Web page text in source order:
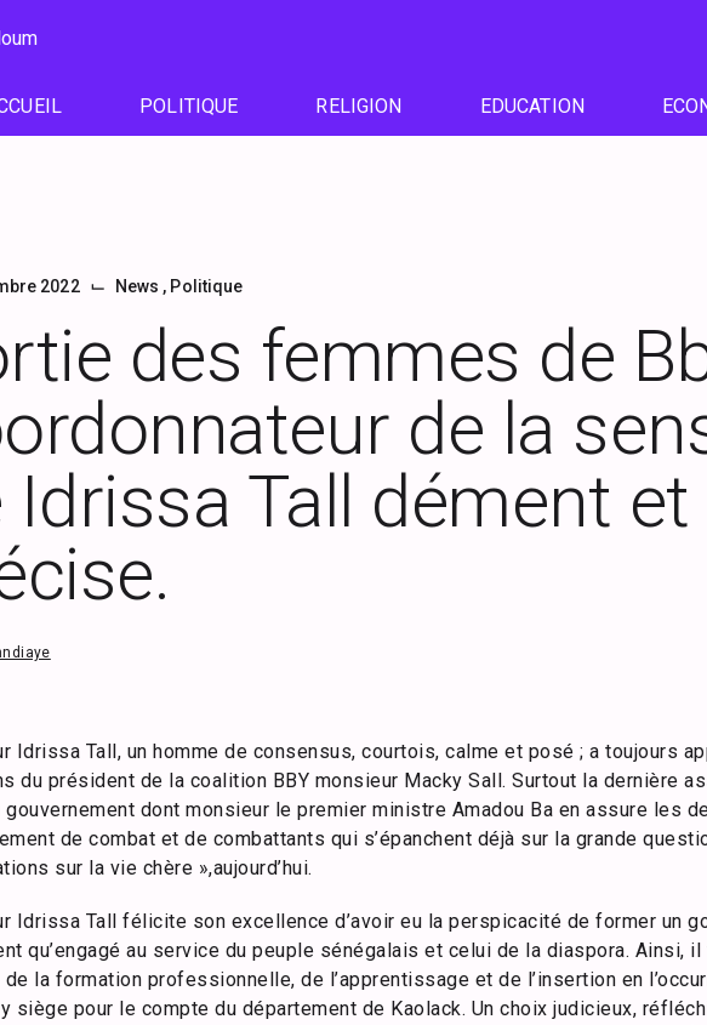
POLITIQUE RELIGION EDUCATION
2022 ⌙ News , Politique
des femmes de
de la
Idrissa Tall dément et
Idrissa Tall, un homme de consensus, courtois, calme et posé ; a toujours
du président de la coalition BBY monsieur Macky Sall. Surtout la dernière
gouvernement dont monsieur le premier ministre Amadou Ba en assure les
de combat et de combattants qui s’épanchent déjà sur la grande
sur la vie chère »,aujourd’hui.
Idrissa Tall félicite son excellence d’avoir eu la perspicacité de former un
qu’engagé au service du peuple sénégalais et celui de la diaspora. Ainsi,
la formation professionnelle, de l’apprentissage et de l’insertion en
siège pour le compte du département de Kaolack. Un choix judicieux,